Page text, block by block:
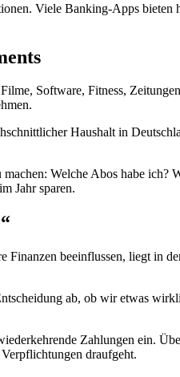
Viele Banking-Apps
Software, Fitness,
Haushalt in
Welche Abos habe
Jahr sparen.
Finanzen beeinflussen, liegt in
ab, ob wir etwas
Zahlungen ein.
draufgeht.